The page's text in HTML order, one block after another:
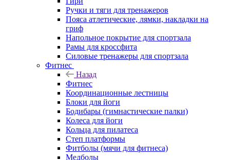
Ручки и тяги для тренажеров
Пояса атлетические, лямки, накладки на
гриф
Напольное покрытие для спортзала
Рамы для кроссфита
Силовые тренажеры для спортзала
Фитнес
Назад
Фитнес
Координационные лестницы
Блоки для йоги
Бодибары (гимнастические палки)
Колеса для йоги
Кольца для пилатеса
Степ платформы
Фитболы (мячи для фитнеса)
Медболы